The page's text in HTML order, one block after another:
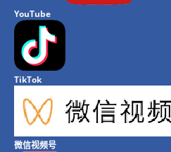
YouTube
TikTok
微信视频号